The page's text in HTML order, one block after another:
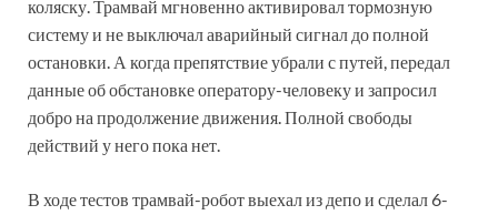
коляску. Трамвай мгновенно активировал тормозную
систему и не выключал аварийный сигнал до полной
остановки. А когда препятствие убрали с путей, передал
данные об обстановке оператору-человеку и запросил
добро на продолжение движения. Полной свободы
действий у него пока нет.
В ходе тестов трамвай-робот выехал из депо и сделал 6-